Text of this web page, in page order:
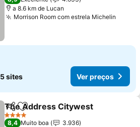
a 8.6 km de Lucan
Morrison Room com estrela Michelin
5 sites Ver preços
PartilharAdicionar aos favoritos
The Address Citywest
4 Estrelas
8,4 Muito boa
3.936